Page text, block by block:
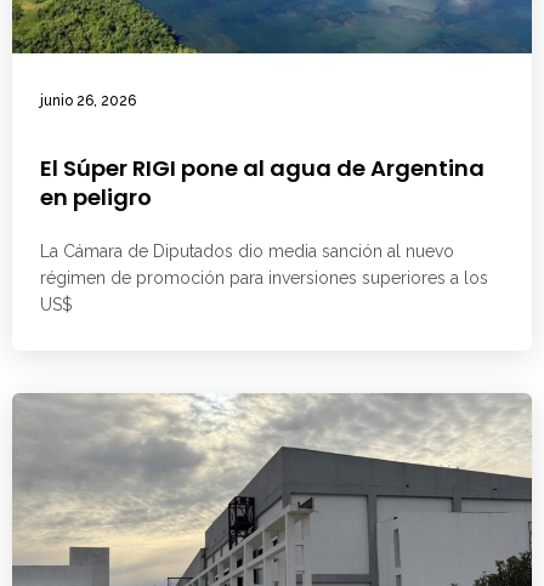
junio 26, 2026
El Súper RIGI pone al agua de Argentina
en peligro
La Cámara de Diputados dio media sanción al nuevo
régimen de promoción para inversiones superiores a los
US$